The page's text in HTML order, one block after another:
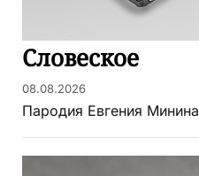
Словеское
08.08.2026
Пародия Евгения Минина